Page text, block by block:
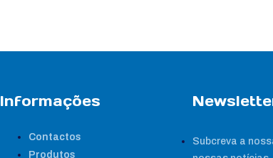
Informações
Contactos
Produtos
Subcreva a